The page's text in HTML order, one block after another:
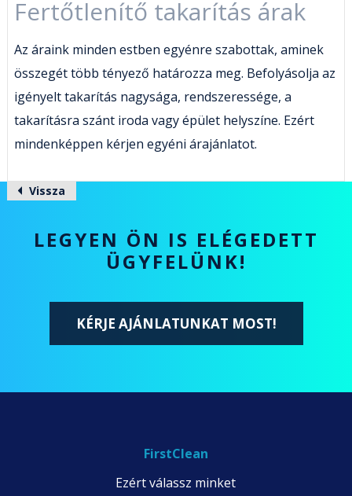
Fertőtlenítő takarítás árak
Az áraink minden estben egyénre szabottak, aminek
összegét több tényező határozza meg. Befolyásolja az
igényelt takarítás nagysága, rendszeressége, a
takarításra szánt iroda vagy épület helyszíne. Ezért
mindenképpen kérjen egyéni árajánlatot.
Vissza
LEGYEN ÖN IS ELÉGEDETT
ÜGYFELÜNK!
KÉRJE AJÁNLATUNKAT MOST!
FirstClean
Ezért válassz minket